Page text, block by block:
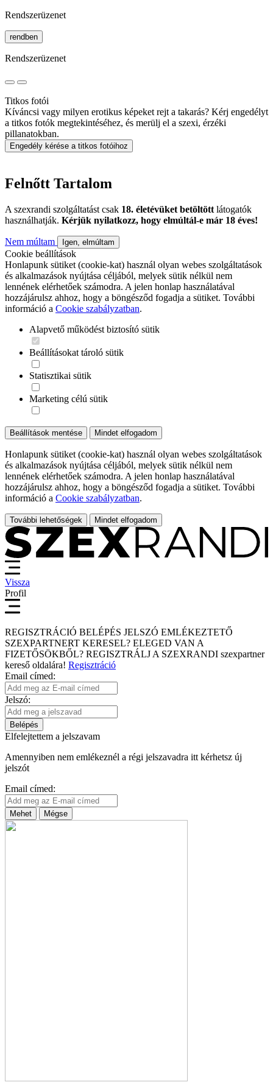
Rendszerüzenet
rendben
Rendszerüzenet
Titkos fotói
Kíváncsi vagy milyen erotikus képeket rejt a takarás? Kérj engedélyt
a titkos fotók megtekintéséhez, és merülj el a szexi, érzéki
pillanatokban.
Engedély kérése a titkos fotóihoz
Felnőtt Tartalom
A szexrandi szolgáltatást csak 18. életévüket betöltött látogatók
használhatják. Kérjük nyilatkozz, hogy elmúltál-e már 18 éves!
Nem múltam Igen, elmúltam
Cookie beállítások
Honlapunk sütiket (cookie-kat) használ olyan webes szolgáltatások
és alkalmazások nyújtása céljából, melyek sütik nélkül nem
lennének elérhetőek számodra. A jelen honlap használatával
hozzájárulsz ahhoz, hogy a böngésződ fogadja a sütiket. További
információ a Cookie szabályzatban.
Alapvető működést biztosító sütik
Beállításokat tároló sütik
Statisztikai sütik
Marketing célú sütik
Beállítások mentése Mindet elfogadom
Honlapunk sütiket (cookie-kat) használ olyan webes szolgáltatások
és alkalmazások nyújtása céljából, melyek sütik nélkül nem
lennének elérhetőek számodra. A jelen honlap használatával
hozzájárulsz ahhoz, hogy a böngésződ fogadja a sütiket. További
információ a Cookie szabályzatban.
További lehetőségek Mindet elfogadom
Vissza
Profil
REGISZTRÁCIÓ BELÉPÉS JELSZÓ EMLÉKEZTETŐ
SZEXPARTNERT KERESEL? ELEGED VAN A
FIZETŐSÖKBŐL? REGISZTRÁLJ A SZEXRANDI szexpartner
kereső oldalára! Regisztráció
Email címed:
Jelszó:
Belépés
Elfelejtettem a jelszavam
Amennyiben nem emlékeznél a régi jelszavadra itt kérhetsz új
jelszót
Email címed:
Mehet Mégse